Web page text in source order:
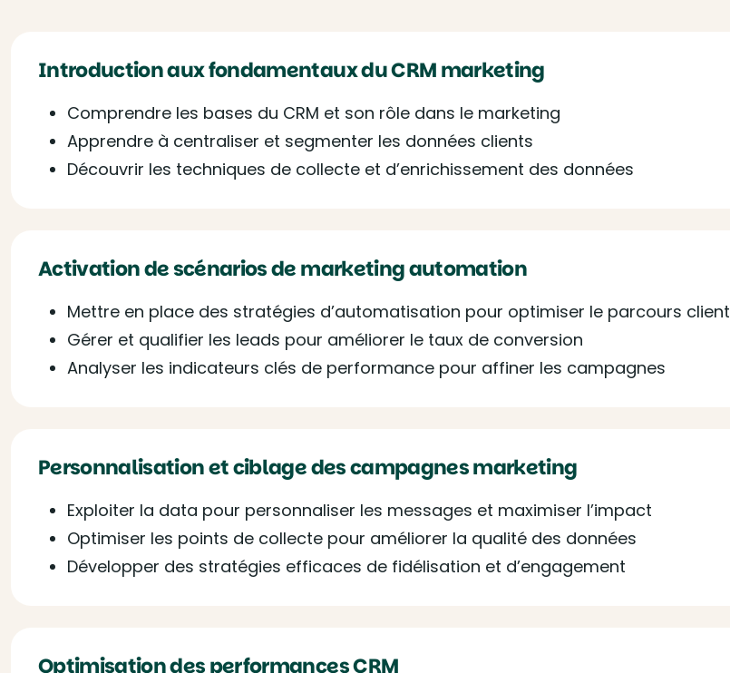
Introduction aux fondamentaux du CRM marketing
Comprendre les bases du CRM et son rôle dans le marketing
Apprendre à centraliser et segmenter les données clients
Découvrir les techniques de collecte et d’enrichissement des données
Activation de scénarios de marketing automation
Mettre en place des stratégies d’automatisation pour optimiser le parcours client
Gérer et qualifier les leads pour améliorer le taux de conversion
Analyser les indicateurs clés de performance pour affiner les campagnes
Personnalisation et ciblage des campagnes marketing
Exploiter la data pour personnaliser les messages et maximiser l’impact
Optimiser les points de collecte pour améliorer la qualité des données
Développer des stratégies efficaces de fidélisation et d’engagement
Optimisation des performances CRM